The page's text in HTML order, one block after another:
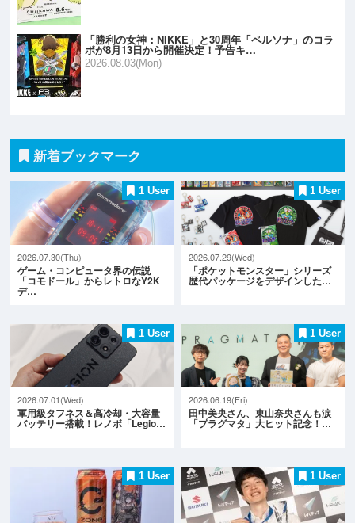
「勝利の女神：NIKKE」と30周年「ペルソナ」のコラ
ボが8月13日から開催決定！予告キ…
2026.08.03(Mon)
新着ブックマーク
1 User
2026.07.30(Thu)
ゲーム・コンピュータ界の伝説
「コモドール」からレトロなY2K
デ…
1 User
2026.07.29(Wed)
「ポケットモンスター」シリーズ
歴代パッケージをデザインした…
1 User
2026.07.01(Wed)
軍用級タフネス＆高冷却・大容量
バッテリー搭載！レノボ「Legio…
1 User
2026.06.19(Fri)
田中美央さん、東山奈央さんも涙
「プラグマタ」大ヒット記念！…
1 User 1 User